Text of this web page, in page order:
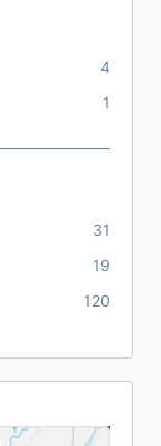
4
1
31
19
120